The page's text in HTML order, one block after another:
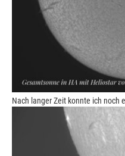
Nach langer Zeit konnte ich noch